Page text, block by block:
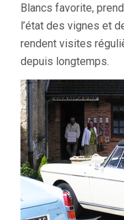
Blancs favorite,
l’état des vignes et
rendent visites
depuis longtemps.